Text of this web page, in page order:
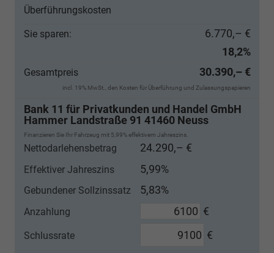
Überführungskosten
Sie sparen:
6.770,– €
18,2%
Gesamtpreis 30.390,– €
incl. 19% MwSt., den Kosten für Überführung und Zulassungspapieren
Bank 11 für Privatkunden und Handel GmbH
Hammer Landstraße 91 41460 Neuss
Finanzieren Sie Ihr Fahrzeug mit 5,99% effektivem Jahreszins.
Nettodarlehensbetrag 24.290,– €
Effektiver Jahreszins 5,99%
Gebundener Sollzinssatz 5,83%
Anzahlung €
Schlussrate €